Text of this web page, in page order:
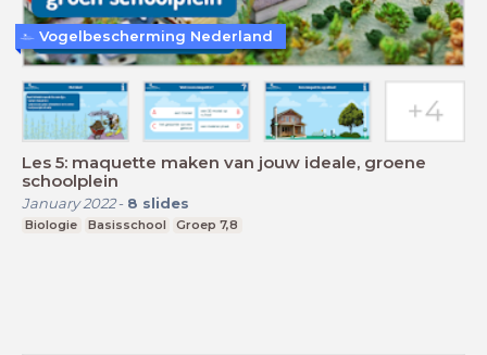
Les 5: maquette maken van jouw ideale, groene
schoolplein
January 2022- 8 slides
Biologie Basisschool Groep 7,8
Vogelbescherming Nederland